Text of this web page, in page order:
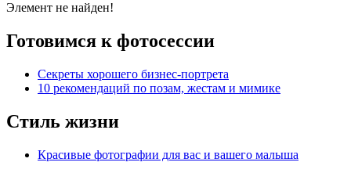
Элемент не найден!
Готовимся к фотосессии
Секреты хорошего бизнес-портрета
10 рекомендаций по позам, жестам и мимике
Стиль жизни
Красивые фотографии для вас и вашего малыша